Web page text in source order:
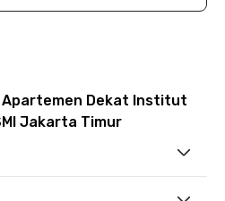
Dekat Institut
Jakarta Timur